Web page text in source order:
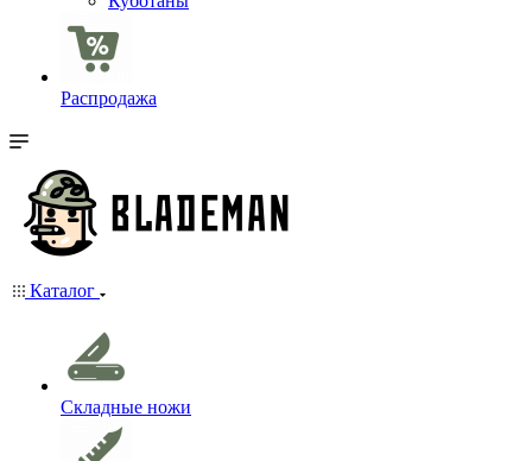
Распродажа
Каталог
Складные ножи